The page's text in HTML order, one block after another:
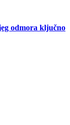
odmora ključno